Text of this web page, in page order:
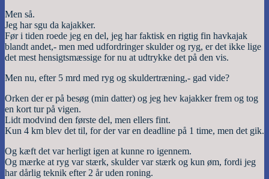
Men så.
Jeg har sgu da kajakker.
Før i tiden roede jeg en del, jeg har faktisk en rigtig fin havkajak
blandt andet,- men med udfordringer skulder og ryg, er det ikke lige
det mest hensigtsmæssige for nu at udtrykke det på den vis.
Men nu, efter 5 mrd med ryg og skuldertræning,- gad vide?
Orken der er på besøg (min datter) og jeg hev kajakker frem og tog
en kort tur på vigen.
Lidt modvind den første del, men ellers fint.
Kun 4 km blev det til, for der var en deadline på 1 time, men det gik.
Og kæft det var herligt igen at kunne ro igennem.
Og mærke at ryg var stærk, skulder var stærk og kun øm, fordi jeg
har dårlig teknik efter 2 år uden roning.